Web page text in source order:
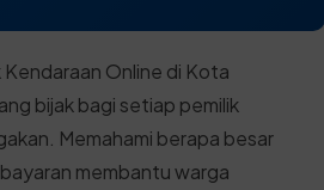
Online di Kota
bijak bagi setiap pemilik
Memahami berapa besar
membantu warga